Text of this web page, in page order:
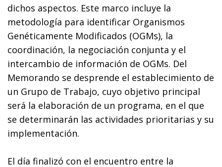
dichos aspectos. Este marco incluye la
metodología para identificar Organismos
Genéticamente Modificados (OGMs), la
coordinación, la negociación conjunta y el
intercambio de información de OGMs. Del
Memorando se desprende el establecimiento de
un Grupo de Trabajo, cuyo objetivo principal
será la elaboración de un programa, en el que
se determinarán las actividades prioritarias y su
implementación.
El día finalizó con el encuentro entre la